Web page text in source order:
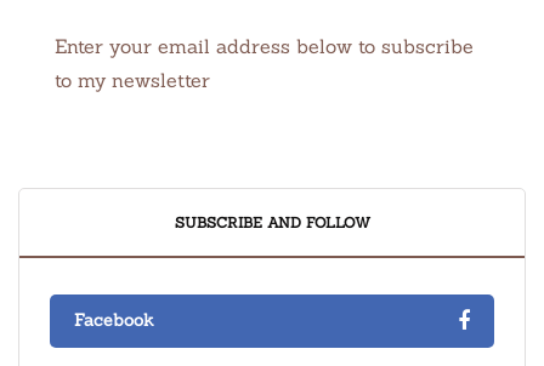
Enter your email address below to subscribe
to my newsletter
SUBSCRIBE AND FOLLOW
Facebook